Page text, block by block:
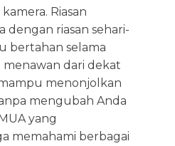
Riasan
dengan riasan sehari-
bertahan selama
dari dekat
menonjolkan
mengubah Anda
yang
memahami berbagai